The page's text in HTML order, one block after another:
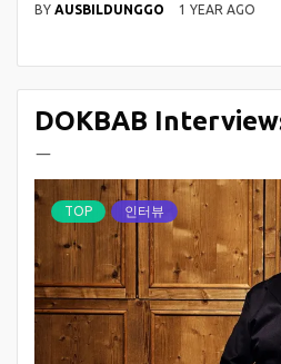
BY AUSBILDUNGGO 1 YEAR AGO
DOKBAB
TOP 인터뷰